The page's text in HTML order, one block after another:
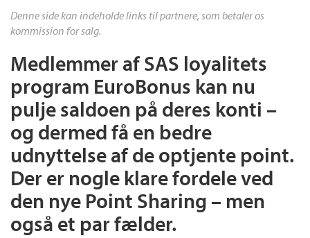
Denne side kan indeholde links til partnere, som betaler os
kommission for salg.
Medlemmer af SAS loyalitets
program EuroBonus kan nu
pulje saldoen på deres konti –
og dermed få en bedre
udnyttelse af de optjente point.
Der er nogle klare fordele ved
den nye Point Sharing – men
også et par fælder.